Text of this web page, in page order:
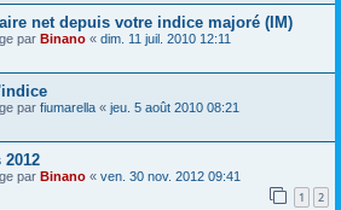
net depuis votre indice majoré (IM)
par Binano « dim. 11 juil. 2010 12:11
par fiumarella « jeu. 5 août 2010 08:21
par Binano « ven. 30 nov. 2012 09:41
1 2